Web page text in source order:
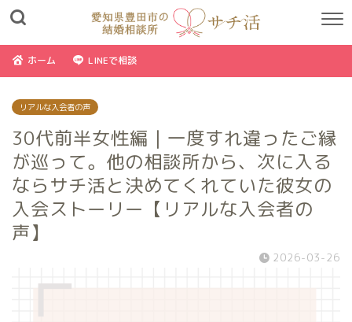
ホーム LINEで相談
リアルな入会者の声
30代前半女性編｜一度すれ違ったご縁
が巡って。他の相談所から、次に入る
ならサチ活と決めてくれていた彼女の
入会ストーリー【リアルな入会者の
声】
2026-03-26